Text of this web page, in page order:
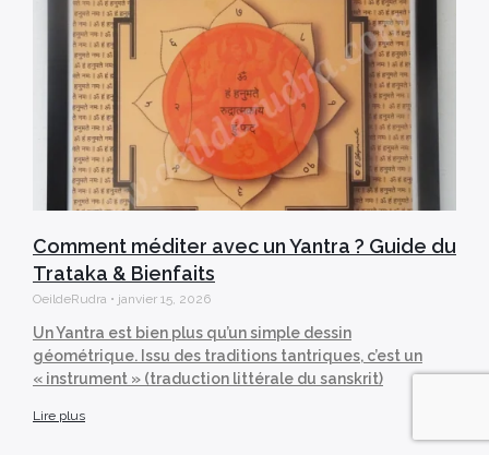
Comment méditer avec un Yantra ? Guide du
Trataka & Bienfaits
OeildeRudra janvier 15, 2026
Un Yantra est bien plus qu’un simple dessin
géométrique. Issu des traditions tantriques, c’est un
« instrument » (traduction littérale du sanskrit)
Lire plus